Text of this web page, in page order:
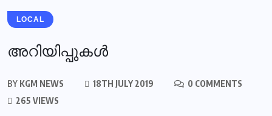
LOCAL
അറിയിപ്പുകള്‍
BY KGM NEWS 18TH JULY 2019
0 COMMENTS
265 VIEWS